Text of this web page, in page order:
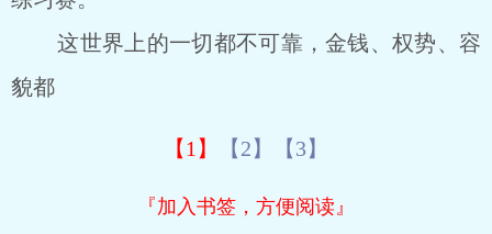
这世界上的一切都不可靠，金钱、权势、容
貌都
【1】 【2】 【3】
『加入书签，方便阅读』